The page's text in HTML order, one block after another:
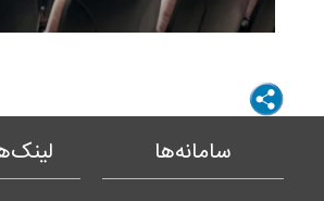
سامانه‌ها